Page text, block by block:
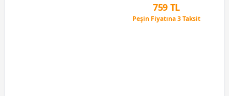
759 TL
Peşin Fiyatına 3 Taksit